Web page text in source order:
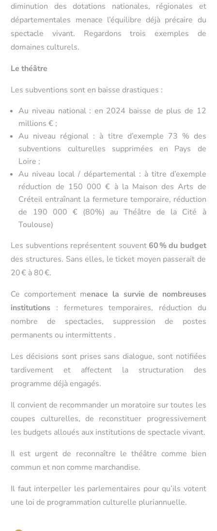
diminution des dotations nationales, régionales et
départementales menace l’équilibre déjà précaire du
spectacle vivant. Regardons trois exemples de
domaines culturels.
Le théâtre
Les subventions sont en baisse drastiques :
Au niveau national : en 2024 baisse de plus de 12
millions € ;
Au niveau régional : à titre d’exemple 73 % des
subventions culturelles supprimées en Pays de
Loire ;
Au niveau local / départemental : à titre d’exemple
réduction de 150 000 € à la Maison des Arts de
Créteil entraînant la fermeture temporaire, réduction
de 190 000 € (80%) au Théâtre de la Cité à
Toulouse)
Les subventions représentent souvent 60 % du budget
des structures. Sans elles, le ticket moyen passerait de
20 € à 80 €.
Ce comportement menace la survie de nombreuses
institutions : fermetures temporaires, réduction du
nombre de spectacles, suppression de postes
permanents ou intermittents .
Lesdécisions sont prises sans dialogue, sont notifiées
tardivement et affectent la structuration des
programme déjà engagés.
Il convient de recommander un moratoire sur toutes les
coupes culturelles, de reconstituer progressivement
les budgets alloués aux institutions de spectacle vivant.
Il est urgent de reconnaître le théâtre comme bien
commun et non comme marchandise.
Il faut interpeller les parlementaires pour qu’ils votent
une loi de programmation culturelle pluriannuelle.